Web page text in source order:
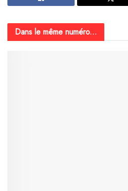
Dans le même numéro...